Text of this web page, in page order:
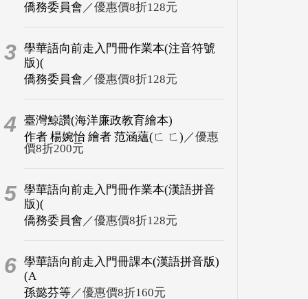
僑務委員會 ／優惠價8折128元
3 學華語向前走入門冊作業本(注音符號
版)(
僑務委員會 ／優惠價8折128元
4
臺灣鯨讚(海洋廉政教育繪本)
作者 楊婉怡 繪者 范涵蘊(ㄈ ㄈ) ／優惠
價8折200元
5 學華語向前走入門冊作業本(漢語拼音
版)(
僑務委員會 ／優惠價8折128元
6 學華語向前走入門冊課本(漢語拼音版)
(A
孫懿芬等／優惠價8折160元